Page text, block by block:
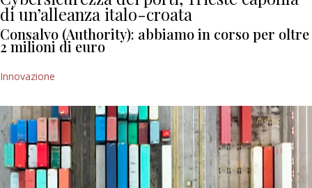
di un’alleanza italo-croata
Consalvo (Authority): abbiamo in corso per oltre
2 milioni di euro
Innovazione